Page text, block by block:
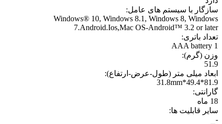
سازگار با سیستم های عامل:
Windows® 10, Windows 8.1, Windows 8, Windows
7.Android.Ios,Mac OS-Android™ 3.2 or later
تعداد باتری:
1 AAA battery
وزن (گرم):
51.9
ابعاد میلی متر (طول-عرض-ارتفاع):
81.9*49.4*31.8mm
گارانتی:
18 ماه
سایر قابلیت ها:
-